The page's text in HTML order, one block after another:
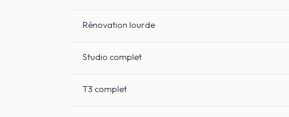
Rénovation lourde
Studio complet
T3 complet